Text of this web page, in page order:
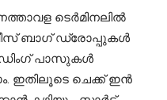
ടെര്‍മിനലില്‍
ബാഗ് ഡ്രോപ്പുകള്‍
പാസുകള്‍
ഇതിലൂടെ ചെക്ക് ഇന്‍